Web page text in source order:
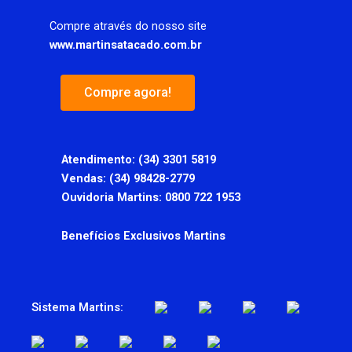
Compre através do nosso site
www.martinsatacado.com.br
Compre agora!
Atendimento: (34) 3301 5819
Vendas: (34) 98428-2779
Ouvidoria Martins: 0800 722 1953
Benefícios Exclusivos Martins
Sistema Martins: